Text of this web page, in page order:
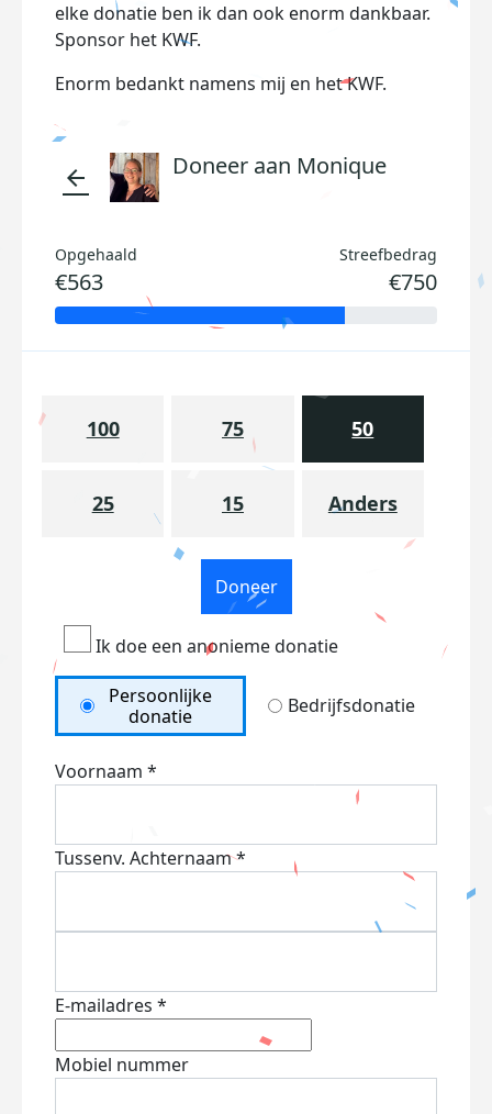
elke donatie ben ik dan ook enorm dankbaar.
Sponsor het KWF.
Enorm bedankt namens mij en het KWF.
arrow_back Doneer aan Monique
Opgehaald
€563
Streefbedrag
€750
100 75 50
25 15 Anders
Doneer
Ik doe een anonieme donatie
Persoonlijke
donatie
Bedrijfsdonatie
Voornaam *
Tussenv. Achternaam *
E-mailadres *
Mobiel nummer